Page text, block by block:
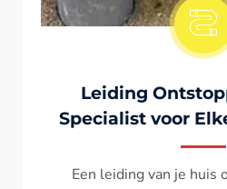
Onstopping
Wc spoelt niet meer
terug ? ontstoppen wc ,